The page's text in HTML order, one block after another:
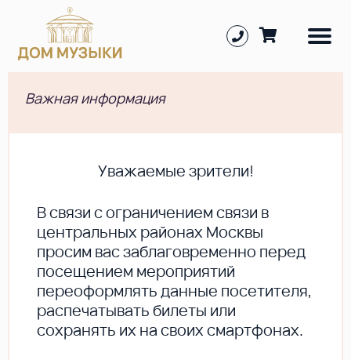
Важная информация
Уважаемые зрители!
В cвязи с ограничением связи в
центральных районах Москвы
просим вас заблаговременно перед
посещением мероприятий
переоформлять данные посетителя,
распечатывать билеты или
сохранять их на своих смартфонах.